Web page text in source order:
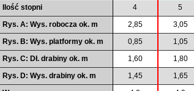
Ilość stopni 4 5
Rys. A: Wys. robocza ok. m
2,85 3,05
Rys. B: Wys. platformy ok. m
0,85 1,05
Rys. C: Dł. drabiny ok. m
1,60 1,80
Rys. D: Wys. drabiny ok. m
1,45 1,65